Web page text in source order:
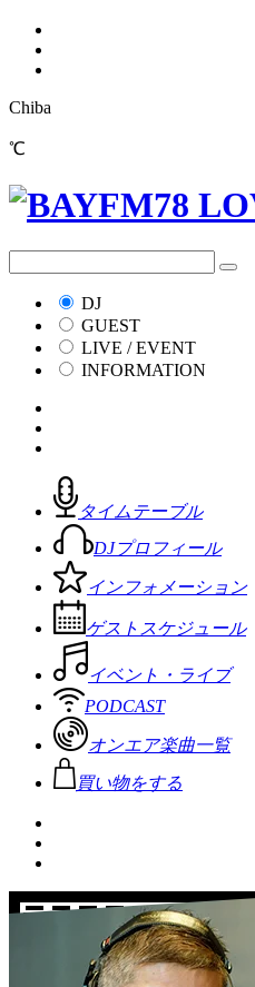
Chiba
℃
DJ
GUEST
LIVE / EVENT
INFORMATION
タイムテーブル
DJプロフィール
インフォメーション
ゲストスケジュール
イベント・ライブ
PODCAST
オンエア楽曲一覧
買い物をする